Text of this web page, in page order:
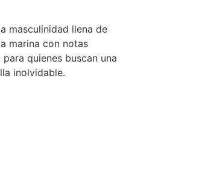
masculinidad llena de
marina con notas
quienes buscan una
inolvidable.